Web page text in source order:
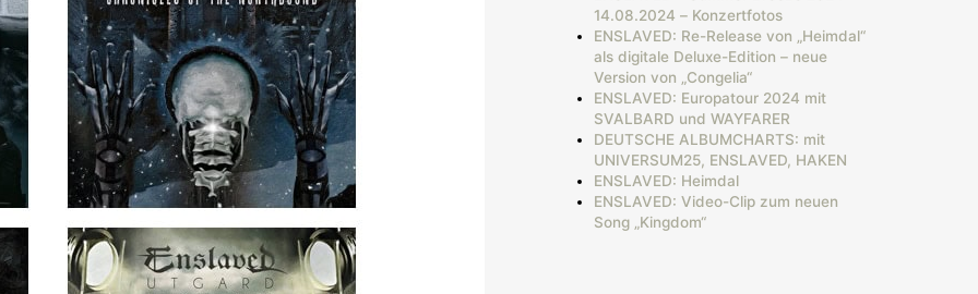
14.08.2024 – Konzertfotos
ENSLAVED: Re-Release von „Heimdal“
als digitale Deluxe-Edition – neue
Version von „Congelia“
ENSLAVED: Europatour 2024 mit
SVALBARD und WAYFARER
DEUTSCHE ALBUMCHARTS: mit
UNIVERSUM25, ENSLAVED, HAKEN
ENSLAVED: Heimdal
ENSLAVED: Video-Clip zum neuen
Song „Kingdom“